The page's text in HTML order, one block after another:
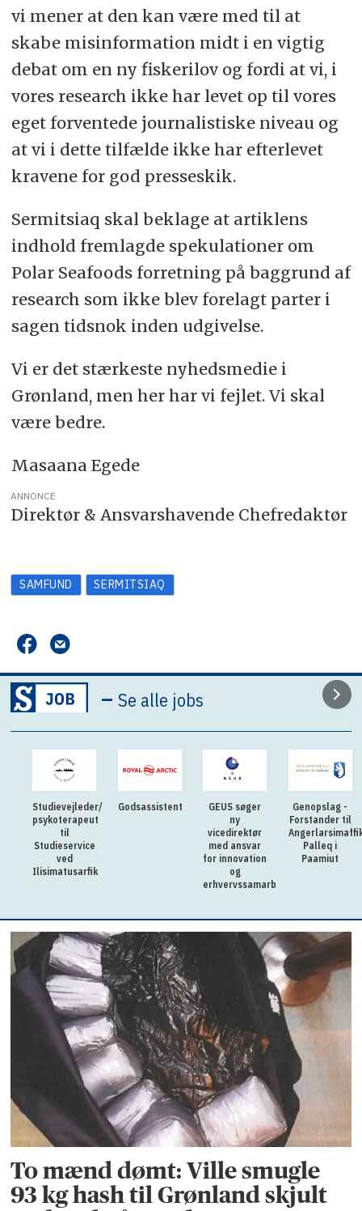
vi mener at den kan være med til at
skabe misinformation midt i en vigtig
debat om en ny fiskerilov og fordi at vi, i
vores research ikke har levet op til vores
eget forventede journalistiske niveau og
at vi i dette tilfælde ikke har efterlevet
kravene for god presseskik.
Sermitsiaq skal beklage at artiklens
indhold fremlagde spekulationer om
Polar Seafoods forretning på baggrund af
research som ikke blev forelagt parter i
sagen tidsnok inden udgivelse.
Vi er det stærkeste nyhedsmedie i
Grønland, men her har vi fejlet. Vi skal
være bedre.
Masaana Egede
ANNONCE
Direktør & Ansvarshavende Chefredaktør
SAMFUND SERMITSIAQ
–Se alle jobs
Studievejleder/
psykoterapeut
til
Studieservice
ved
Ilisimatusarfik
Godsassistent
GEUS søger
ny
vicedirektør
med ansvar
for innovation
og
erhvervssamarbejde
Genopslag -
Forstander til
Palleq i
Paamiut
To mænd dømt: Ville smugle
93 kg hash til Grønland skjult